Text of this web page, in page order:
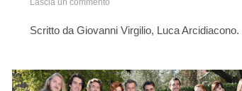
Lascia un commento
Scritto da Giovanni Virgilio, Luca Arcidiacono.